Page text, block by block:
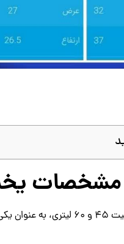
مشخصات
یخدان پلاستیکی بزرگ با